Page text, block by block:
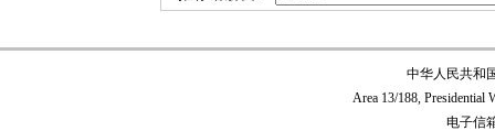
中华人民共和
Area 13/188, Presidential
电子信